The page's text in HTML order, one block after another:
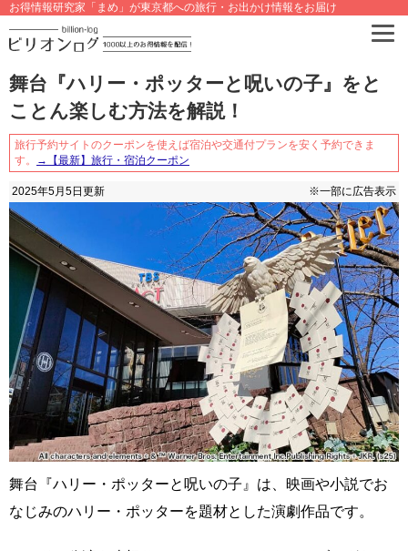
お得情報研究家「まめ」が東京都への旅行・お出かけ情報をお届け
舞台『ハリー・ポッターと呪いの子』をと
ことん楽しむ方法を解説！
旅行予約サイトのクーポンを使えば宿泊や交通付プランを安く予約できま
す。
→【最新】旅行・宿泊クーポン
2025年5月5日 更新 ※一部に広告表示
舞台『ハリー・ポッターと呪いの子』は、映画や小説でお
なじみのハリー・ポッターを題材とした演劇作品です。